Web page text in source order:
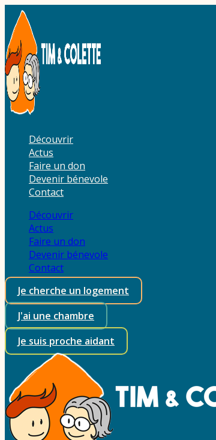
Aller
au
contenu
Découvrir
Actus
Faire un don
Devenir bénevole
Contact
Découvrir
Actus
Faire un don
Devenir bénevole
Contact
Je cherche un logement
J'ai une chambre
Je suis proche aidant